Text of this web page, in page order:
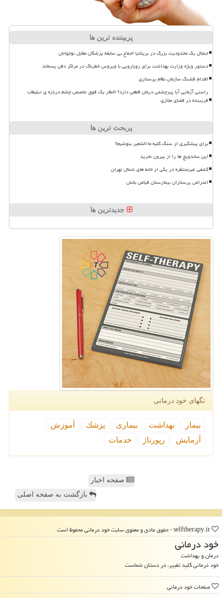
پربیننده ترین ها
جنجال یک محدودیت بزرگ در بریتانیا اجماع بی سابقه پزشکان مقابل نوجوانان
دستور ویژه وزارت بهداشت برای رویارویی با ویروس خطرناک در مراکز دفن پسماند
اقدام قشنگ سازمان نظام پرستاری
راستی آزمایی آیا پیرچشمی درمان قطعی دارد؟ اخطار یک فوق تخصص چشم درباره ی تبلیغات
فریبنده در فضای مجازی
پربحث ترین ها
برای پیشگیری از سنگ کلیه ماءالشعیر بنوشیم؟
این ساندویچ ها را از بیرون نخرید
کشفی غیرمنتظره در یکی از خانه های شمال تهران
اعتراض پرستاران بیمارستان فیاض بخش
جدیدترین ها
تگهای خود درمانی
بیمار بهداشت بیماری پزشك
آموزش
آزمایش
رپورتاژ خدمات
صفحه اخبار
بازگشت به صفحه اصلی
خود درمانی
درمان و بهداشت
خود درمانی کلید تغییر، در دستان شماست
صفحات خود درمانی